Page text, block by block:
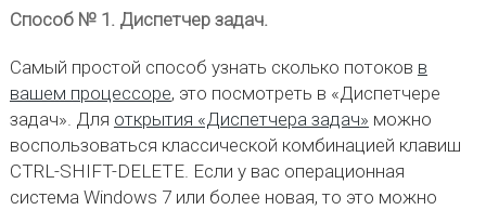
Способ № 1. Диспетчер задач.
Самый простой способ узнать сколько потоков в
вашем процессоре, это посмотреть в «Диспетчере
задач». Для открытия «Диспетчера задач» можно
воспользоваться классической комбинацией клавиш
CTRL-SHIFT-DELETE. Если у вас операционная
система Windows 7 или более новая, то это можно